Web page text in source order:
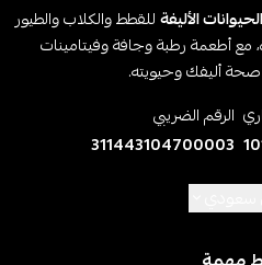
الأليفةللقطط والكلاب والطيور
مع أطعمة رطبة وجافة وفيتامينات
أليفك وحيويته.
الرقم الضريبي
311443104700003